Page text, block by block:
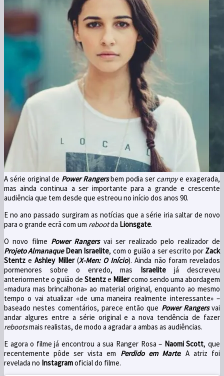
A série original de Power Rangersbem podia ser campye exagerada,
mas ainda continua a ser importante para a grande e crescente
audiência que tem desde que estreou no início dos anos 90.
E no ano passado surgiram as notícias que a série iria saltar de novo
para o grande ecrã com um rebootda Lionsgate.
O novo filme Power Rangersvai ser realizado pelo realizador de
Projeto Almanaque Dean Israelite, com o guião a ser escrito por Zack
Stentz eAshley Miller(X-Men: O Início). Ainda não foram revelados
pormenores sobre o enredo, mas Israelite já descreveu
anteriormente o guião de Stentze Millercomo sendo uma abordagem
«madura mas brincalhona» ao material original, enquanto ao mesmo
tempo o vai atualizar «de uma maneira realmente interessante» –
baseado nestes comentários, parece então que Power Rangersvai
andar algures entre a série original e a nova tendência de fazer
rebootsmais realistas, de modo a agradar a ambas as audiências.
E agora o filme já encontrou a sua Ranger Rosa – Naomi Scott, que
recentemente pôde ser vista em Perdido em Marte. A atriz foi
revelada no Instagramoficial do filme.